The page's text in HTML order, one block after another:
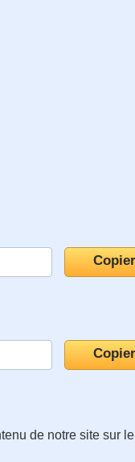
de notre site sur le